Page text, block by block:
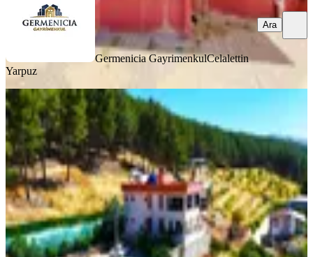
Germenicia GayrimenkulCelalettin
Yarpuz
Ara
MANZARALI
Yeni Rota Emlaktan Müstakil Tapulu
Bağ Evi Ve Arsası
Dulkadiroğlu, Pınarbaşı Mahallesi
3+1·160 m²·31.07.2026
12.500.000 ₺